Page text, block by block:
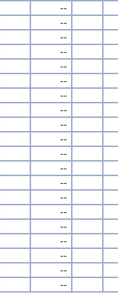
--
--
--
--
--
--
--
--
--
--
--
--
--
--
--
--
--
--
--
--